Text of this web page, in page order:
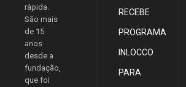
rápida.
São mais
de 15
anos
desde a
fundação,
que foi
RECEBE
PROGRAMA
INLOCCO
PARA